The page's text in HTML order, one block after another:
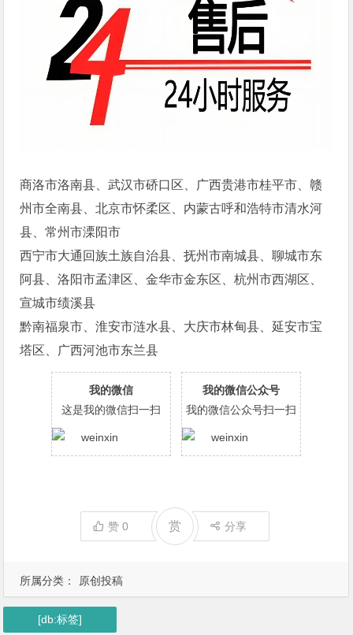
所属分类： 原创投稿
商洛市洛南县、武汉市硚口区、广西贵港市桂平市、赣
州市全南县、北京市怀柔区、内蒙古呼和浩特市清水河
县、常州市溧阳市
西宁市大通回族土族自治县、抚州市南城县、聊城市东
阿县、洛阳市孟津区、金华市金东区、杭州市西湖区、
宣城市绩溪县
黔南福泉市、淮安市涟水县、大庆市林甸县、延安市宝
塔区、广西河池市东兰县
我的微信
这是我的微信扫一扫
我的微信公众号
我的微信公众号扫一扫
赞0 赏 分享
[db:标签]